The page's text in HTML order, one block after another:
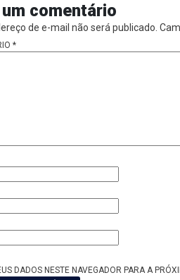
um comentário
de e-mail não será publicado.
*
DADOS NESTE NAVEGADOR PARA A